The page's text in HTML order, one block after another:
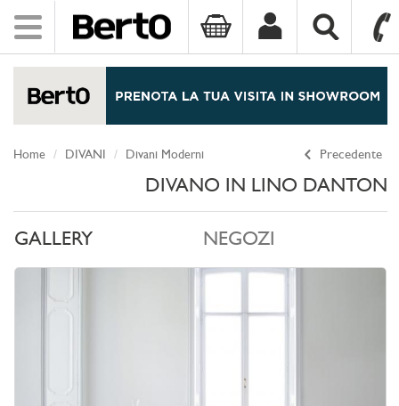
Toggle
navigation
Precedente
Home DIVANI Divani Moderni
DIVANO IN LINO DANTON
GALLERY NEGOZI